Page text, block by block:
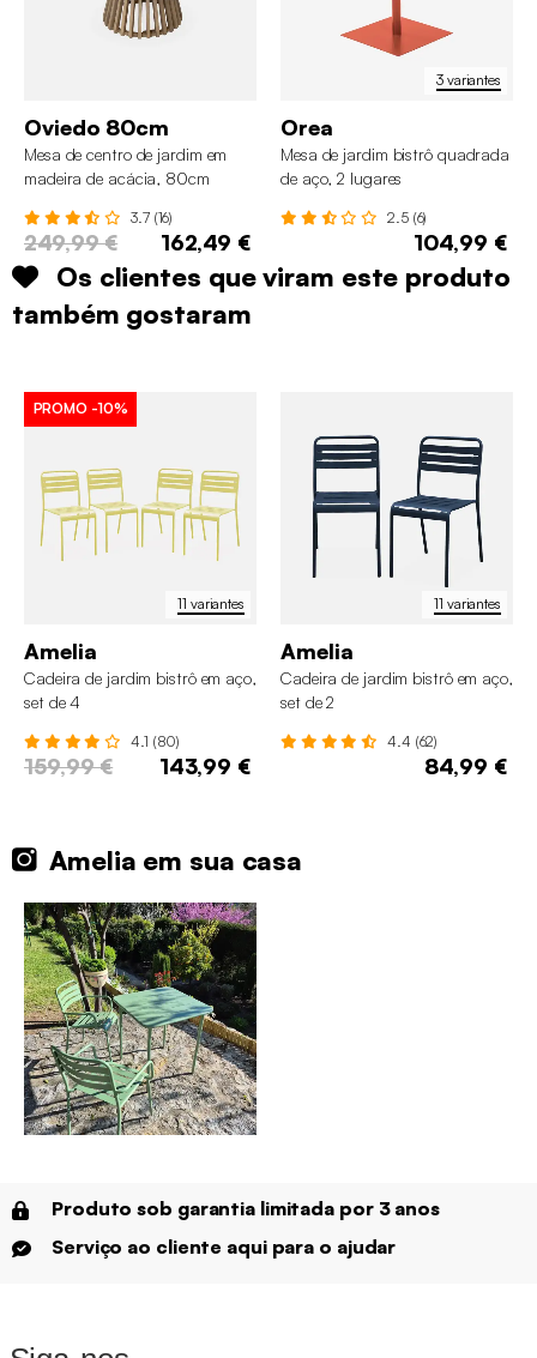
Oviedo 80cm
Mesa de centro de jardim em
madeira de acácia, 80cm
3.7 (16)
249,99 € 162,49 €
3 variantes
Orea
Mesa de jardim bistrô quadrada
de aço, 2 lugares
2.5 (6)
104,99 €
Os clientes que viram este produto
também gostaram
11 variantes
PROMO -10%
Amelia
Cadeira de jardim bistrô em aço,
set de 4
4.1 (80)
159,99 € 143,99 €
11 variantes
Amelia
Cadeira de jardim bistrô em aço,
set de 2
4.4 (62)
84,99 €
Amelia em sua casa
Produto sob garantia limitada por 3 anos
Serviço ao cliente aqui para o ajudar